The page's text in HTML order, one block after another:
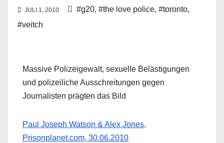
JULI 1, 2010 #g20, #the love police, #toronto,
#veitch
Massive Polizeigewalt, sexuelle Belästigungen
und polizeiliche Ausschreitungen gegen
Journalisten prägten das Bild
Paul Joseph Watson & Alex Jones,
Prisonplanet.com, 30.06.2010